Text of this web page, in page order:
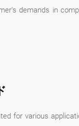
demands in
for various